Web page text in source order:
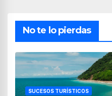
No te lo pierdas
SUCESOS TURÍSTICOS